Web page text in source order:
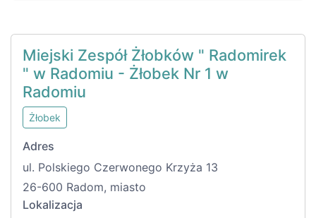
Miejski Zespół Żłobków " Radomirek
" w Radomiu - Żłobek Nr 1 w
Radomiu
Żłobek
Adres
ul. Polskiego Czerwonego Krzyża 13
26-600 Radom, miasto
Lokalizacja